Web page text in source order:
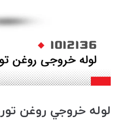
لوله خروجي روغن